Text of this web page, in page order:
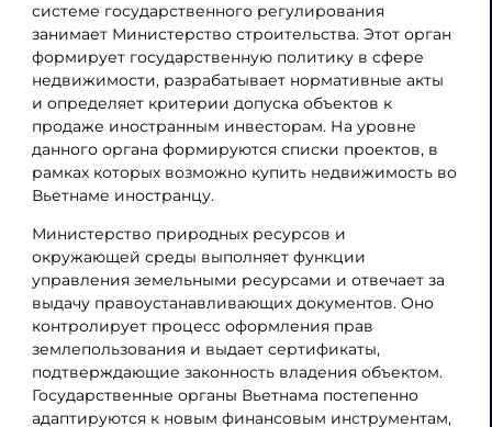
системе государственного регулирования
занимает Министерство строительства. Этот орган
формирует государственную политику в сфере
недвижимости, разрабатывает нормативные акты
и определяет критерии допуска объектов к
продаже иностранным инвесторам. На уровне
данного органа формируются списки проектов, в
рамках которых возможно купить недвижимость во
Вьетнаме иностранцу.
Министерство природных ресурсов и
окружающей среды выполняет функции
управления земельными ресурсами и отвечает за
выдачу правоустанавливающих документов. Оно
контролирует процесс оформления прав
землепользования и выдает сертификаты,
подтверждающие законность владения объектом.
Государственные органы Вьетнама постепенно
адаптируются к новым финансовым инструментам,